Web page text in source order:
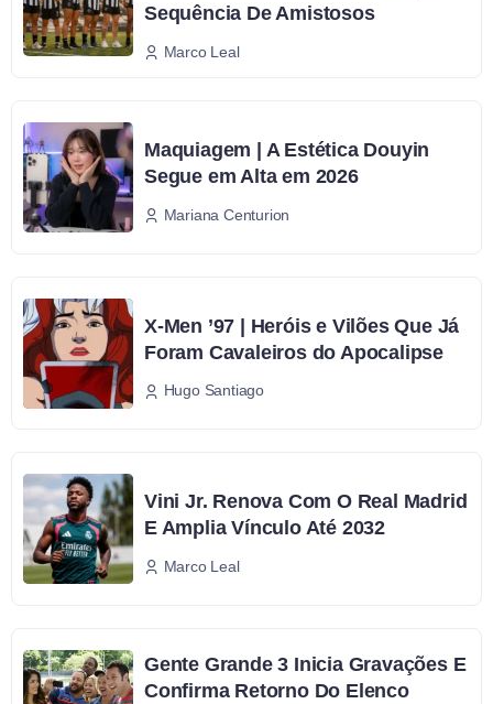
Sequência De Amistosos
Marco Leal
Maquiagem | A Estética Douyin
Segue em Alta em 2026
Mariana Centurion
X-Men ’97 | Heróis e Vilões Que Já
Foram Cavaleiros do Apocalipse
Hugo Santiago
Vini Jr. Renova Com O Real Madrid
E Amplia Vínculo Até 2032
Marco Leal
Gente Grande 3 Inicia Gravações E
Confirma Retorno Do Elenco